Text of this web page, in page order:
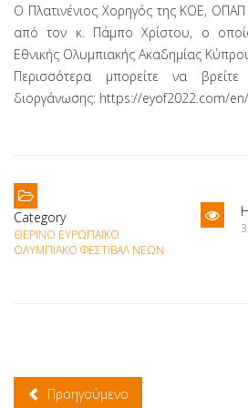
Ο Πλατινένιος Χορηγός της ΚΟΕ,
από τον κ. Πάμπο Χρίστου, ο
Εθνικής Ολυμπιακής Ακαδημίας
Περισσότερα μπορείτε να
διοργάνωσης: https://eyof2022.com/en/
Category
ΘΕΡΙΝΌ ΕΥΡΩΠΑΪΚΌ
ΟΛΥΜΠΙΑΚΌ ΦΕΣΤΙΒΆΛ ΝΈΩΝ
Προηγούμενο